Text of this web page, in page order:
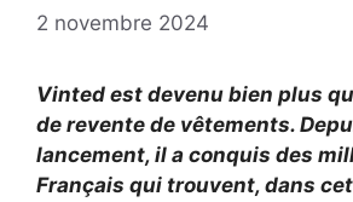
2 novembre 2024
Vinted est devenu bien plus
de revente de vêtements.
lancement, il a conquis des
Français qui trouvent, dans